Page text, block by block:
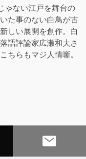
ゃない江戸を舞台の
た事のない白鳥が古
しい展開を創作。白
語評論家広瀬和夫さ
ちらもマジ人情噺。